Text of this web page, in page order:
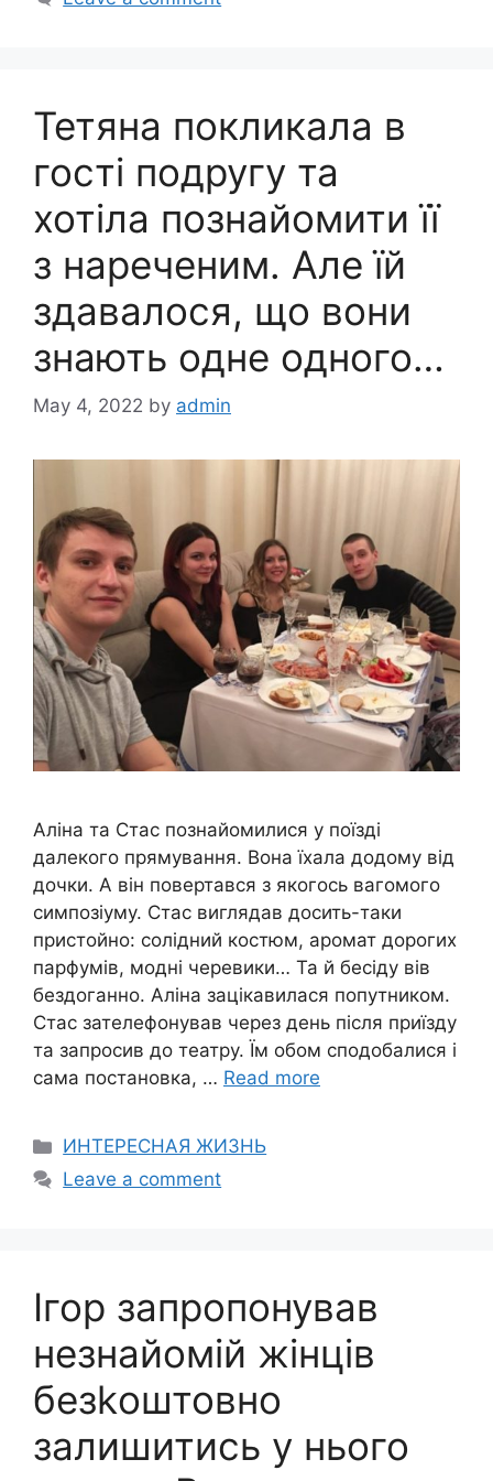
Тетяна покликала в
гості подругу та
хотіла познайомити її
з нареченим. Але їй
здавалося, що вони
знають одне одного…
May 4, 2022 by admin
Аліна та Стас познайомилися у поїзді
далекого прямування. Вона їхала додому від
дочки. А він повертався з якогось вагомого
симпозіуму. Стас виглядав досить-таки
пристойно: солідний костюм, аромат дорогих
парфумів, модні черевики… Та й бесіду вів
бездоганно. Аліна зацікавилася попутником.
Стас зателефонував через день після приїзду
та запросив до театру. Їм обом сподобалися і
сама постановка, … Read more
Categories
ИНТЕРЕСНАЯ ЖИЗНЬ
Leave a comment
Ігор запропонував
незнайомій жінців
безkоштовно
залишитись у нього